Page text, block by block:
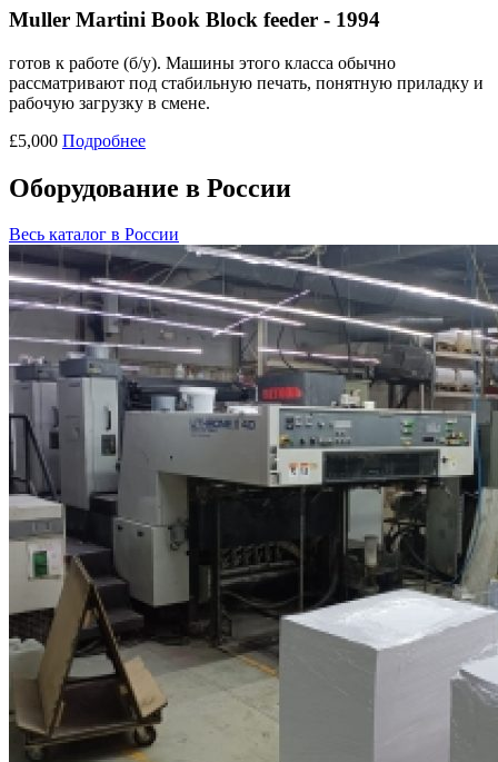
Muller Martini Book Block feeder - 1994
готов к работе (б/у). Машины этого класса обычно
рассматривают под стабильную печать, понятную приладку и
рабочую загрузку в смене.
£5,000 Подробнее
Оборудование в России
Весь каталог в России